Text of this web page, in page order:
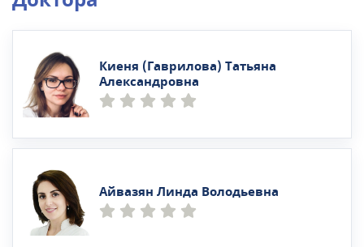
Киеня (Гаврилова) Татьяна
Александровна
Айвазян Линда Володьевна